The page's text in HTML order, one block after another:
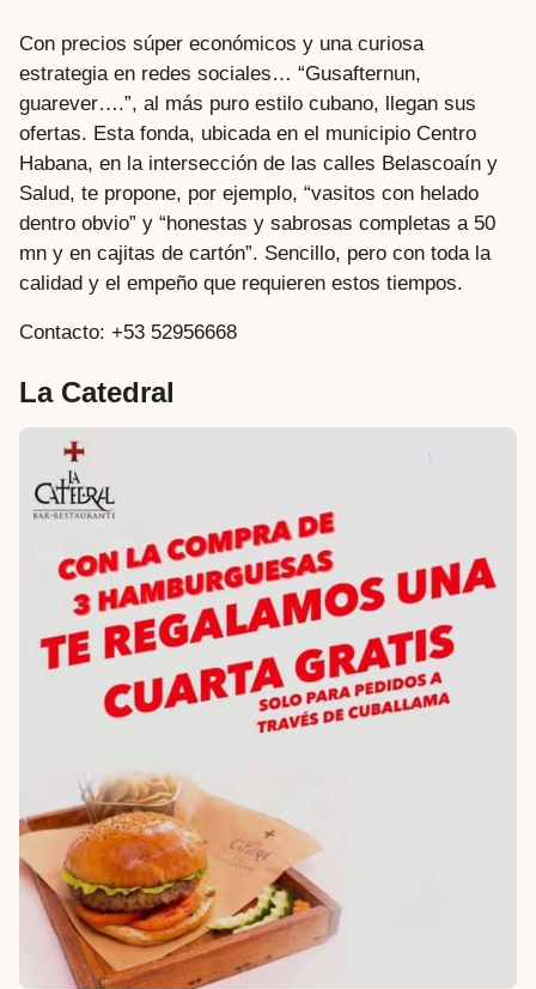
Con precios súper económicos y una curiosa
estrategia en redes sociales… “Gusafternun,
guarever….”, al más puro estilo cubano, llegan sus
ofertas. Esta fonda, ubicada en el municipio Centro
Habana, en la intersección de las calles Belascoaín y
Salud, te propone, por ejemplo, “vasitos con helado
dentro obvio” y “honestas y sabrosas completas a 50
mn y en cajitas de cartón”. Sencillo, pero con toda la
calidad y el empeño que requieren estos tiempos.
Contacto: +53 52956668
La Catedral